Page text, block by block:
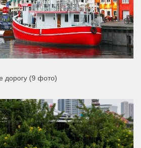
дорогу (9 фото)